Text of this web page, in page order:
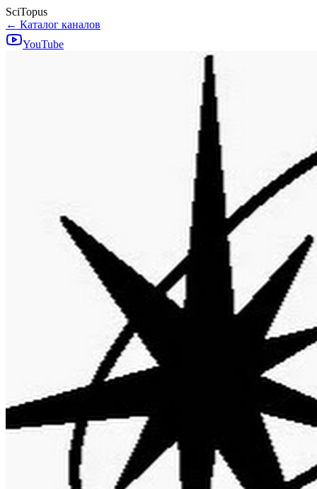
SciTopus
← Каталог каналов
YouTube